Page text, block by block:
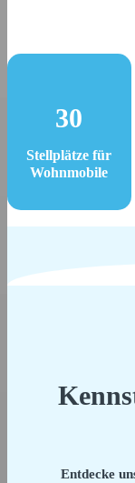
30
Stellplätze für
Wohnmobile
Entdecke